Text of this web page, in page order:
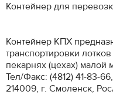
Контейнер для
Контейнер КПХ
транспортировки
пекарнях (цехах) малой
Тел/Факс: (4812) 41-83-
214009, г. Смоленск,